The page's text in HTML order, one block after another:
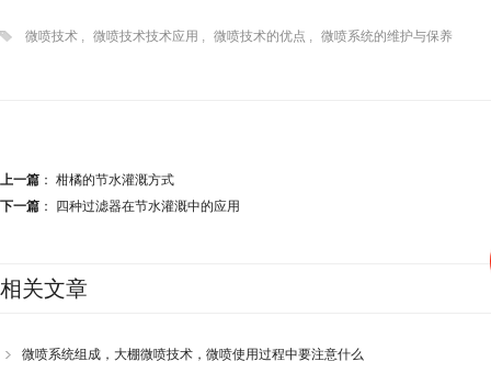
微喷技术 , 微喷技术技术应用 , 微喷技术的优点 , 微喷系统的维护与保养
上一篇 ： 柑橘的节水灌溉方式
下一篇 ： 四种过滤器在节水灌溉中的应用
相关文章
微喷系统组成，大棚微喷技术，微喷使用过程中要注意什么